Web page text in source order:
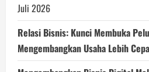
Juli 2026
Relasi Bisnis: Kunci Membuka
Mengembangkan Usaha Lebih